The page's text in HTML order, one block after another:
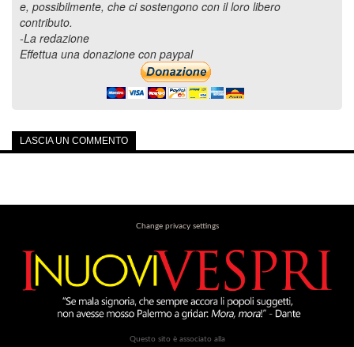
e, possibilmente, che ci sostengono con il loro libero
contributo.
-La redazione
Effettua una donazione con paypal
LASCIA UN COMMENTO
Change privacy settings
Questo sito è associato alla